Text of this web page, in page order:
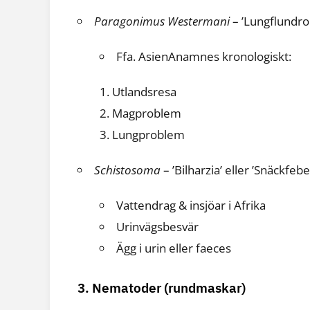
Paragonimus Westermani–
Ffa. AsienAnamnes kronologiskt:
Utlandsresa
Magproblem
Lungproblem
Schistosoma– ’Bilharzia’ eller
Vattendrag & insjöar i Afrika
Urinvägsbesvär
Ägg i urin eller faeces
3. Nematoder (rundmaskar)